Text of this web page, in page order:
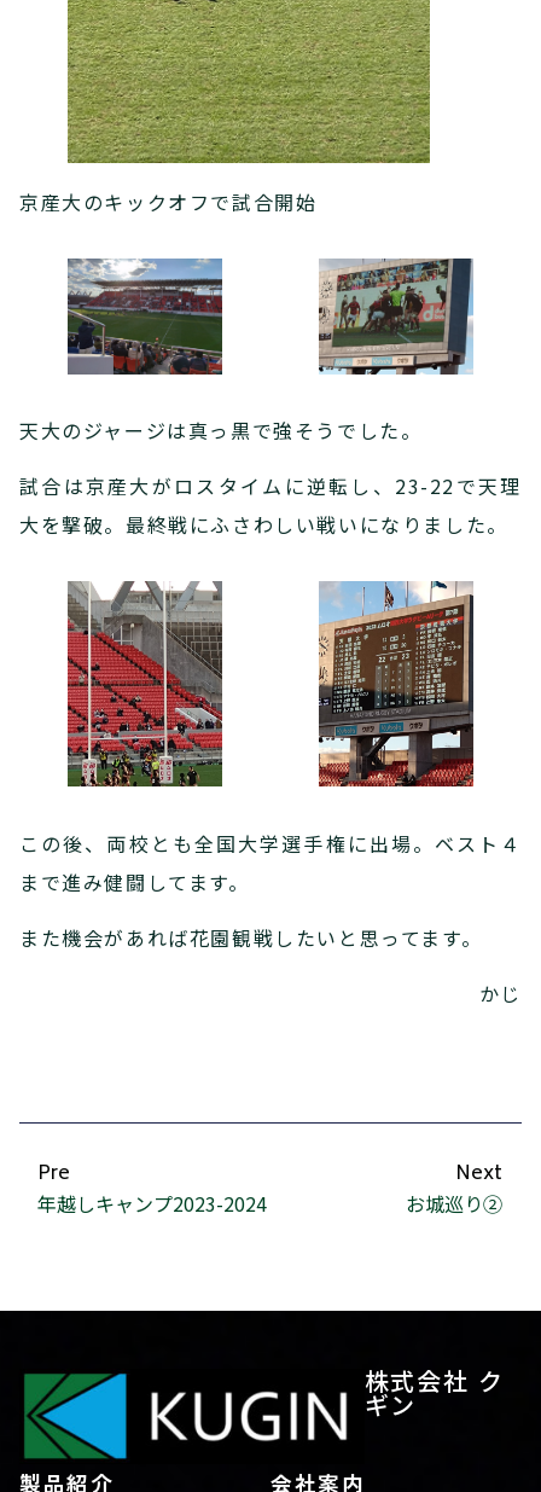
京産大のキックオフで試合開始
天大のジャージは真っ黒で強そうでした。
試合は京産大がロスタイムに逆転し、23-22で天理
大を撃破。最終戦にふさわしい戦いになりました。
この後、両校とも全国大学選手権に出場。ベスト４
まで進み健闘してます。
また機会があれば花園観戦したいと思ってます。
かじ
Pre
年越しキャンプ2023-2024
Next
お城巡り②
株式会社 ク
ギン
製品紹介 会社案内